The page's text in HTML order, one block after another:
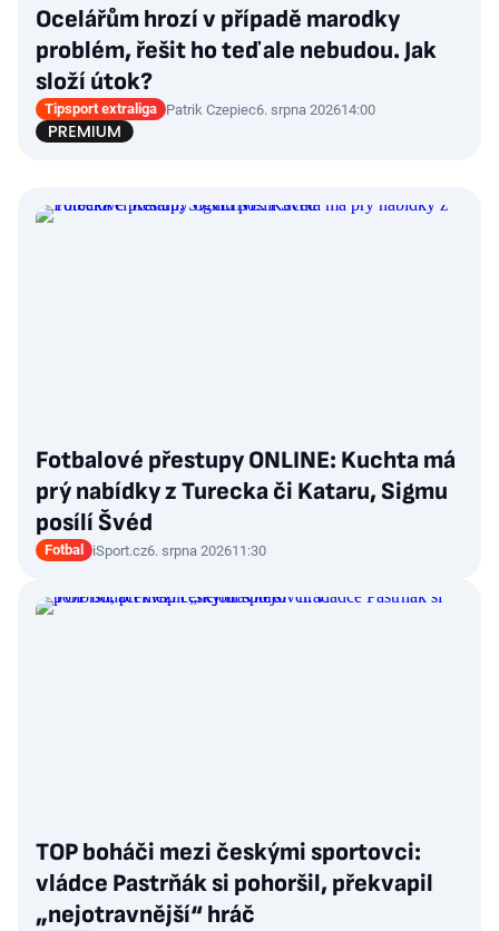
Ocelářům hrozí v případě marodky
problém, řešit ho teď ale nebudou. Jak
složí útok?
Tipsport extraliga Patrik Czepiec6. srpna 202614:00
Fotbalové přestupy ONLINE: Kuchta má
prý nabídky z Turecka či Kataru, Sigmu
posílí Švéd
Fotbal iSport.cz6. srpna 202611:30
TOP boháči mezi českými sportovci:
vládce Pastrňák si pohoršil, překvapil
„nejotravnější“ hráč